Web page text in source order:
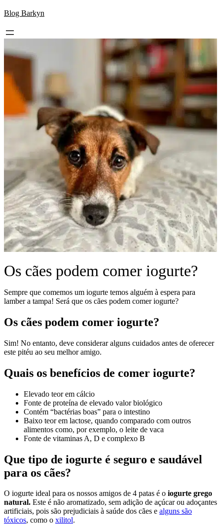
Skip
content
Blog Barkyn
Os cães podem comer iogurte?
Sempre que comemos um iogurte temos alguém à espera para
lamber a tampa! Será que os cães podem comer iogurte?
Os cães podem comer iogurte?
Sim! No entanto, deve considerar alguns cuidados antes de oferecer
este pitéu ao seu melhor amigo.
Quais os benefícios de comer iogurte?
Elevado teor em cálcio
Fonte de proteína de elevado valor biológico
Contém “bactérias boas” para o intestino
Baixo teor em lactose, quando comparado com outros
alimentos como, por exemplo, o leite de vaca
Fonte de vitaminas A, D e complexo B
Que tipo de iogurte é seguro e saudável
para os cães?
O iogurte ideal para os nossos amigos de 4 patas é o iogurte grego
natural. Este é não aromatizado, sem adição de açúcar ou adoçantes
artificiais, pois são prejudiciais à saúde dos cães e alguns são
tóxicos, como o xilitol.